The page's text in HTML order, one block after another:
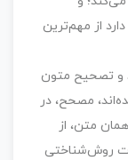
از مهم‌ترین
و تصحیح متون
مصحح، در
متن، از
روش‌شناختی